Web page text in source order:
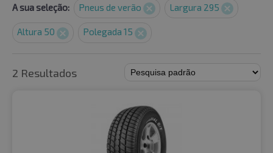
A sua seleção: Pneus de verão Largura 295
Altura 50 Polegada 15
2 Resultados